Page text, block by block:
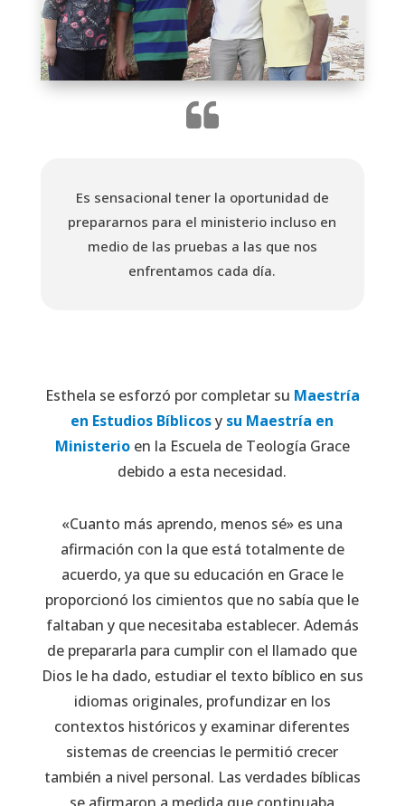
Es sensacional tener la oportunidad de
prepararnos para el ministerio incluso en
medio de las pruebas a las que nos
enfrentamos cada día.
Esthela se esforzó por completar su Maestría
en Estudios Bíblicosy su Maestría en
Ministerioen la Escuela de Teología Grace
debido a esta necesidad.
«Cuanto más aprendo, menos sé» es una
afirmación con la que está totalmente de
acuerdo, ya que su educación en Grace le
proporcionó los cimientos que no sabía que le
faltaban y que necesitaba establecer. Además
de prepararla para cumplir con el llamado que
Dios le ha dado, estudiar el texto bíblico en sus
idiomas originales, profundizar en los
contextos históricos y examinar diferentes
sistemas de creencias le permitió crecer
también a nivel personal. Las verdades bíblicas